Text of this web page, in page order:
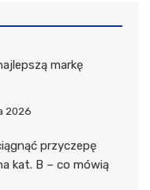
markę
2026
przyczepę
kat. B – co mówią